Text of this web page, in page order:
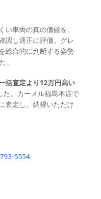
車両の真の価値を、
認し適正に評価。グレ
総合的に判断する姿勢
。
括査定より12万円高い
た。カーメル福島本店で
査定し、納得いただけ
5554